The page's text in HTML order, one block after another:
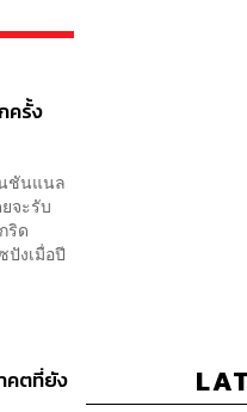
ครั้ง
ชันแนล
จะรับ
ริด
ปังเมื่อปี
คตที่ยัง